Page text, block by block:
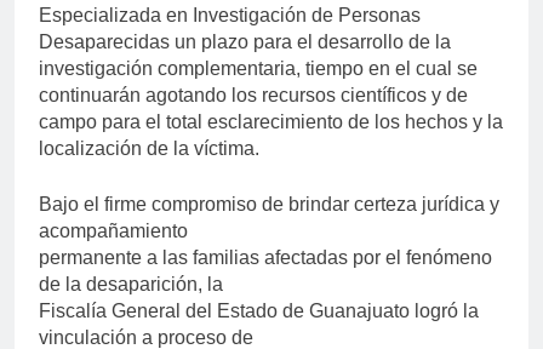
Especializada en Investigación de Personas
Desaparecidas un plazo para el desarrollo de la
investigación complementaria, tiempo en el cual se
continuarán agotando los recursos científicos y de
campo para el total esclarecimiento de los hechos y la
localización de la víctima.
Bajo el firme compromiso de brindar certeza jurídica y
acompañamiento
permanente a las familias afectadas por el fenómeno
de la desaparición, la
Fiscalía General del Estado de Guanajuato logró la
vinculación a proceso de